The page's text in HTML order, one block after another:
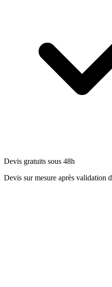
Devis gratuits sous 48h
Devis sur mesure après validation